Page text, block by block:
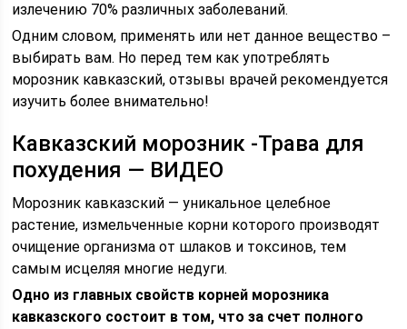
излечению 70% различных заболеваний.
Одним словом, применять или нет данное вещество –
выбирать вам. Но перед тем как употреблять
морозник кавказский, отзывы врачей рекомендуется
изучить более внимательно!
Кавказский морозник -Трава для
похудения — ВИДЕО
Морозник кавказский — уникальное целебное
растение, измельченные корни которого производят
очищение организма от шлаков и токсинов, тем
самым исцеляя многие недуги.
Одно из главных свойств корней морозника
кавказского состоит в том, что за счет полного